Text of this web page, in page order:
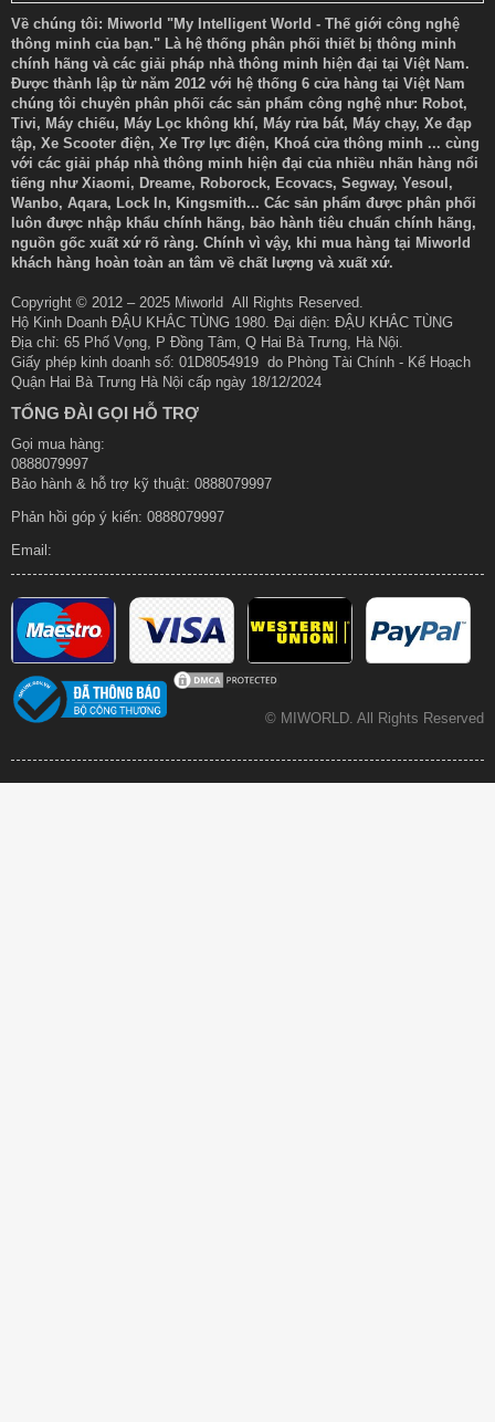
Về chúng tôi: Miworld "My Intelligent World - Thế giới công nghệ
thông minh của bạn." Là hệ thống phân phối thiết bị thông minh
chính hãng và các giải pháp nhà thông minh hiện đại tại Việt Nam.
Được thành lập từ năm 2012 với hệ thống 6 cửa hàng tại Việt Nam
chúng tôi chuyên phân phối các sản phẩm công nghệ như: Robot,
Tivi, Máy chiếu, Máy Lọc không khí, Máy rửa bát, Máy chạy, Xe đạp
tập, Xe Scooter điện, Xe Trợ lực điện, Khoá cửa thông minh ... cùng
với các giải pháp nhà thông minh hiện đại của nhiều nhãn hàng nổi
tiếng như Xiaomi, Dreame, Roborock, Ecovacs, Segway, Yesoul,
Wanbo, Aqara, Lock In, Kingsmith... Các sản phẩm được phân phối
luôn được nhập khẩu chính hãng, bảo hành tiêu chuẩn chính hãng,
nguồn gốc xuất xứ rõ ràng. Chính vì vậy, khi mua hàng tại Miworld
khách hàng hoàn toàn an tâm về chất lượng và xuất xứ.
Copyright © 2012 – 2025 Miworld All Rights Reserved.
Hộ Kinh Doanh ĐẬU KHẮC TÙNG 1980. Đại diện: ĐẬU KHẮC TÙNG
Địa chỉ: 65 Phố Vọng, P Đồng Tâm, Q Hai Bà Trưng, Hà Nội.
Giấy phép kinh doanh số: 01D8054919 do Phòng Tài Chính - Kế Hoạch
Quận Hai Bà Trưng Hà Nội cấp ngày 18/12/2024
TỔNG ĐÀI GỌI HỖ TRỢ
Gọi mua hàng:
0888079997
Bảo hành & hỗ trợ kỹ thuật: 0888079997
Phản hồi góp ý kiến: 0888079997
Email:
© MIWORLD. All Rights Reserved